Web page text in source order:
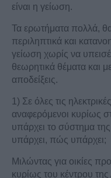
είναι η γείωση.
Τα ερωτήματα πολλά,
περιληπτικά και
γείωση χωρίς να
θεωρητικά θέματα και
αποδείξεις.
1) Σε όλες τις
αναφερόμενοι κυρίως
υπάρχει το σύστημα
υπάρχει, πώς υπάρχει;
Μιλώντας για οικίες
κυρίως του κέντρου